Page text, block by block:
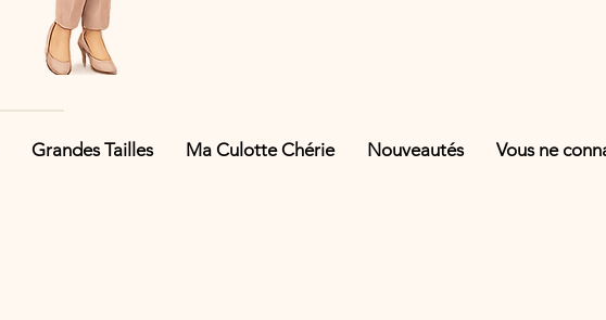
Grandes Tailles Ma Culotte Chérie Nouveautés Vous ne